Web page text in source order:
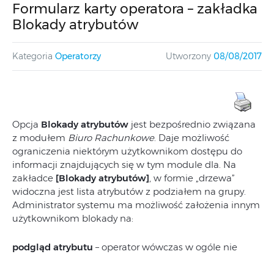
Formularz karty operatora – zakładka
Blokady atrybutów
Kategoria Operatorzy Utworzony 08/08/2017
Opcja Blokady atrybutów jest bezpośrednio związana
z modułem Biuro Rachunkowe. Daje możliwość
ograniczenia niektórym użytkownikom dostępu do
informacji znajdujących się w tym module dla. Na
zakładce [Blokady atrybutów], w formie „drzewa”
widoczna jest lista atrybutów z podziałem na grupy.
Administrator systemu ma możliwość założenia innym
użytkownikom blokady na:
podgląd atrybutu – operator wówczas w ogóle nie